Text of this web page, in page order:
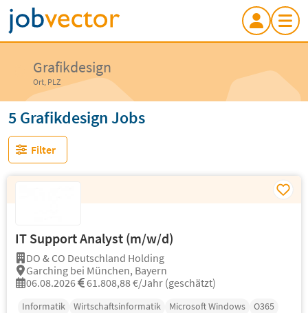
Grafikdesign
Ort, PLZ
5 Grafikdesign Jobs
Filter
IT Support Analyst (m/w/d)
DO & CO Deutschland Holding
Garching bei München, Bayern
06.08.2026
61.808,88 €/Jahr (geschätzt)
Informatik Wirtschaftsinformatik Microsoft Windows
O365